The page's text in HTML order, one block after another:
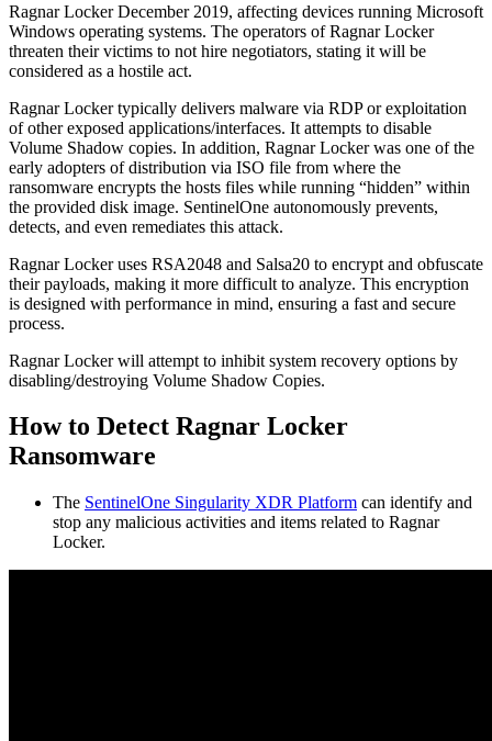
Ragnar Locker December 2019, affecting devices running Microsoft
Windows operating systems. The operators of Ragnar Locker
threaten their victims to not hire negotiators, stating it will be
considered as a hostile act.
Ragnar Locker typically delivers malware via RDP or exploitation
of other exposed applications/interfaces. It attempts to disable
Volume Shadow copies. In addition, Ragnar Locker was one of the
early adopters of distribution via ISO file from where the
ransomware encrypts the hosts files while running “hidden” within
the provided disk image. SentinelOne autonomously prevents,
detects, and even remediates this attack.
Ragnar Locker uses RSA2048 and Salsa20 to encrypt and obfuscate
their payloads, making it more difficult to analyze. This encryption
is designed with performance in mind, ensuring a fast and secure
process.
Ragnar Locker will attempt to inhibit system recovery options by
disabling/destroying Volume Shadow Copies.
How to Detect Ragnar Locker
Ransomware
The SentinelOne Singularity XDR Platform can identify and
stop any malicious activities and items related to Ragnar
Locker.